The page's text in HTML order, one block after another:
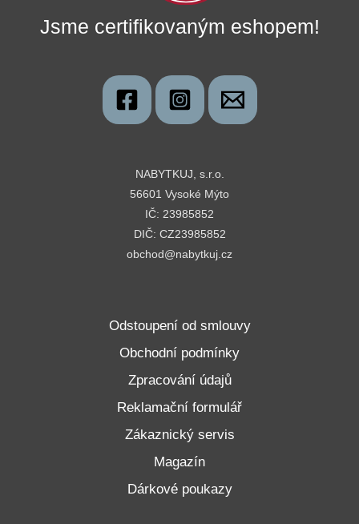
Jsme certifikovaným eshopem!
NABYTKUJ, s.r.o.
56601 Vysoké Mýto
IČ: 23985852
DIČ: CZ23985852
obchod@nabytkuj.cz
Odstoupení od smlouvy
Obchodní podmínky
Zpracování údajů
Reklamační formulář
Zákaznický servis
Magazín
Dárkové poukazy